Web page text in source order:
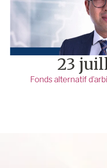
23
Fonds alternatif